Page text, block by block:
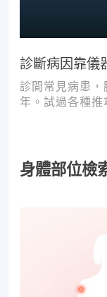
診斷病因靠儀
診間常見病患，
年。試過各種推
身體部位檢